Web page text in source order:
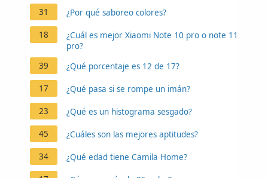
31 ¿Por qué saboreo colores?
18
¿Cuál es mejor Xiaomi Note 10 pro o note 11
pro?
39
¿Qué porcentaje es 12 de 17?
17 ¿Qué pasa si se rompe un imán?
23 ¿Qué es un histograma sesgado?
45 ¿Cuáles son las mejores aptitudes?
34 ¿Qué edad tiene Camila Home?